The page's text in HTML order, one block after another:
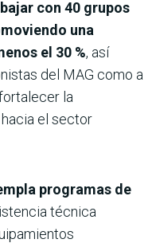
con 40 grupos
una
el 30 %, así
del MAG como a
la
el sector
programas de
técnica